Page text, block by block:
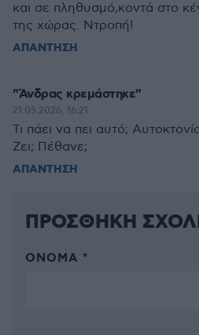
και σε πληθυσμό,κοντά στο
της χώρας. Ντροπή!
ΑΠΑΝΤΗΣΗ
"Άνδρας κρεμάστηκε"
21.05.2026, 16:21
Τι πάει να πει αυτό;
Ζει; Πέθανε;
ΑΠΑΝΤΗΣΗ
ΠΡΟΣΘΗΚΗ
ΌΝΟΜΑ *